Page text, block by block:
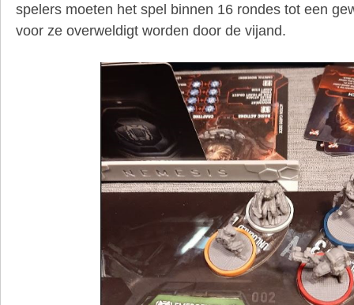
spelers moeten het spel binnen 16 rondes tot een
voor ze overweldigt worden door de vijand.